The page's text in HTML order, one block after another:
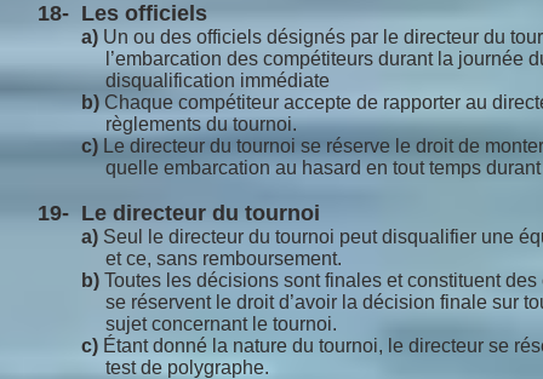
18- Les officiels
a) Un ou des officiels désignés par le directeur du
l’embarcation des compétiteurs durant la journée du
disqualification immédiate
b) Chaque compétiteur accepte de rapporter au
règlements du tournoi.
c) Le directeur du tournoi se réserve le droit de
quelle embarcation au hasard en tout temps durant
19- Le directeur du tournoi
a) Seul le directeur du tournoi peut disqualifier une
et ce, sans remboursement.
b) Toutes les décisions sont finales et constituent
se réservent le droit d’avoir la décision finale sur
sujet concernant le tournoi.
c) Étant donné la nature du tournoi, le directeur se
test de polygraphe.